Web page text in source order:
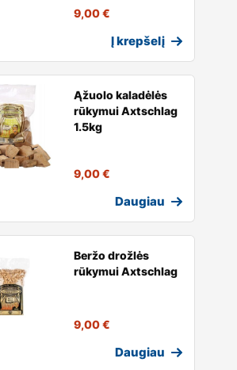
9,00€
Į krepšelį
Ąžuolo kaladėlės
rūkymui Axtschlag
1.5kg
9,00€
Daugiau
Beržo drožlės
rūkymui Axtschlag
9,00€
Daugiau